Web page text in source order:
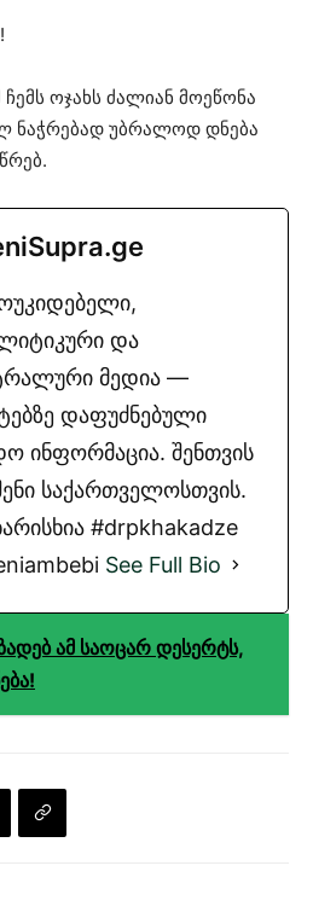
ჩემს ოჯახს ძალიან მოეწონა
ნაჭრებად უბრალოდ დნება
და
მედია —
დაფუძნებული
ინფორმაცია. შენთვის
საქართველოსთვის.
#drpkhakadze
See Full Bio
ამ საოცარ დესერტს,